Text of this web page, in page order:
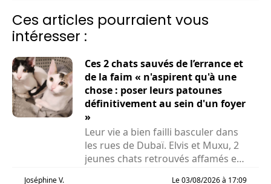
Ces articles pourraient vous
intéresser :
Ces 2 chats sauvés de l’errance et
de la faim « n'aspirent qu'à une
chose : poser leurs patounes
définitivement au sein d'un foyer
»
Leur vie a bien failli basculer dans
les rues de Dubaï. Elvis et Muxu, 2
jeunes chats retrouvés affamés et
Joséphine V. Le 03/08/2026 à 17:09